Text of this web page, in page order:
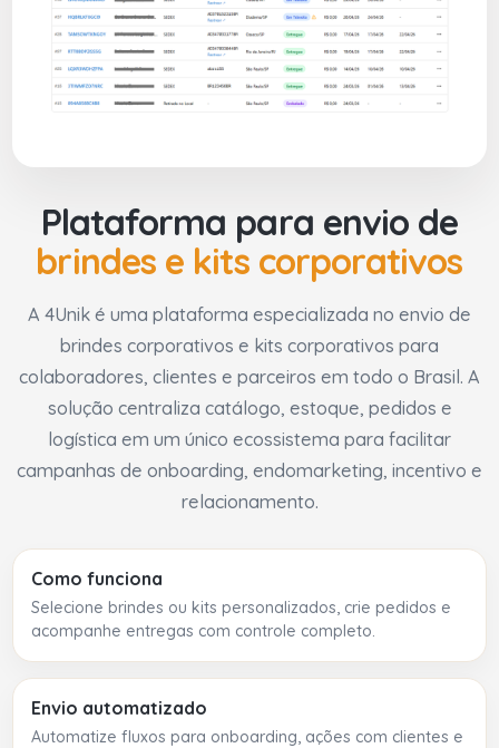
Plataforma para envio de
brindes e kits corporativos
A 4Unik é uma plataforma especializada no envio de
brindes corporativos e kits corporativos para
colaboradores, clientes e parceiros em todo o Brasil. A
solução centraliza catálogo, estoque, pedidos e
logística em um único ecossistema para facilitar
campanhas de onboarding, endomarketing, incentivo e
relacionamento.
Como funciona
Selecione brindes ou kits personalizados, crie pedidos e
acompanhe entregas com controle completo.
Envio automatizado
Automatize fluxos para onboarding, ações com clientes e